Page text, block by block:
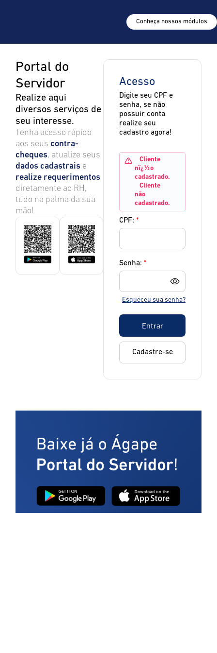
Conheça nossos módulos
Portal do
Servidor
Realize aqui
diversos serviços de
seu interesse.
Tenha acesso rápido
aos seus contra-
cheques, atualize seus
dados cadastrais e
realize requerimentos
diretamente ao RH,
tudo na palma da sua
mão!
Acesso
Digite seu CPF e
senha, se não
possuir conta
realize seu
cadastro agora!
Cliente
nï¿½o
cadastrado.
Cliente
não
cadastrado.
CPF: *
Senha: *
Esqueceu sua senha?
Entrar